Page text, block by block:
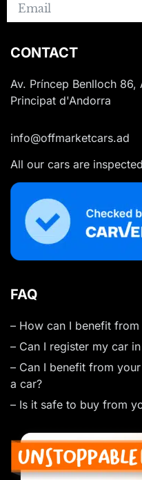
CONTACT
Av. Príncep Benlloch
Principat d'Andorra
info@offmarketcars.ad
All our cars are
FAQ
– How can I benefit
– Can I register my car
– Can I benefit from
a car?
– Is it safe to buy from